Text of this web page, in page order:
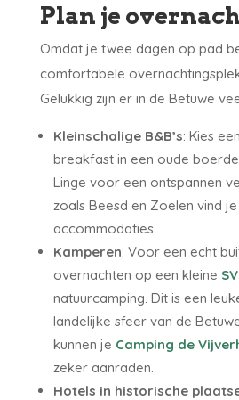
Plan je
Omdat je twee dagen op pad
comfortabele
Gelukkig zijn er in de Betuwe
Kleinschalige B&B’s: Kies
breakfast in een oude
Linge voor een ontspannen
zoals Beesd en Zoelen vind
accommodaties.
Kamperen: Voor een echt
overnachten op een kleine
natuurcamping. Dit is een
landelijke sfeer van de
kunnen je Camping de
zeker aanraden.
Hotels in historische